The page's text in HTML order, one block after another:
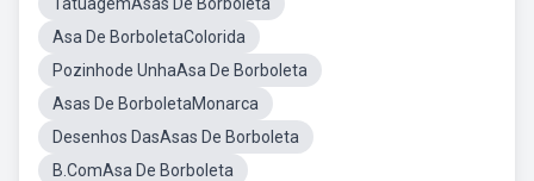
Asa De BorboletaColorida
Pozinhode UnhaAsa De Borboleta
Asas De BorboletaMonarca
Desenhos DasAsas De Borboleta
B.ComAsa De Borboleta